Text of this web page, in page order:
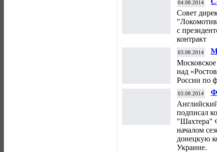
04.08.2014
Совет
с
контракт
03.08.2014
над
России по
03.08.2014
в
подписал
"Шахтера"
началом
донецкую
Украине.